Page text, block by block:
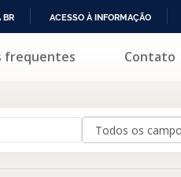
BR ACESSO À INFORMAÇÃO
frequentes Contato